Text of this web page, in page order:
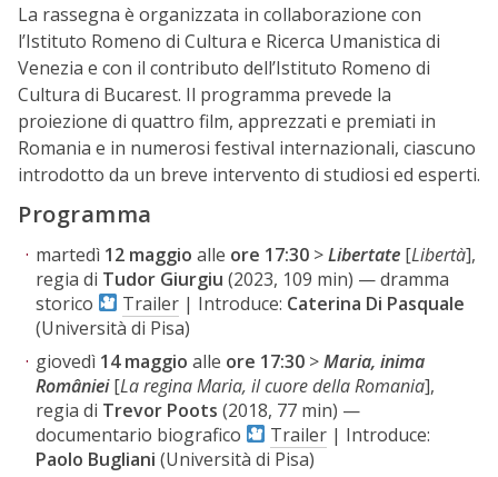
La rassegna è organizzata in collaborazione con
l’Istituto Romeno di Cultura e Ricerca Umanistica di
Venezia e con il contributo dell’Istituto Romeno di
Cultura di Bucarest. Il programma prevede la
proiezione di quattro film, apprezzati e premiati in
Romania e in numerosi festival internazionali, ciascuno
introdotto da un breve intervento di studiosi ed esperti.
Programma
martedì 12 maggio alle ore 17:30 >Libertate [Libertà],
regia di Tudor Giurgiu (2023, 109 min) — dramma
storico
Trailer | Introduce: Caterina Di Pasquale
(Università di Pisa)
giovedì 14 maggio alle ore 17:30 >Maria, inima
României[La regina Maria, il cuore della Romania],
regia di Trevor Poots (2018, 77 min) —
documentario biografico
Trailer | Introduce:
Paolo Bugliani (Università di Pisa)